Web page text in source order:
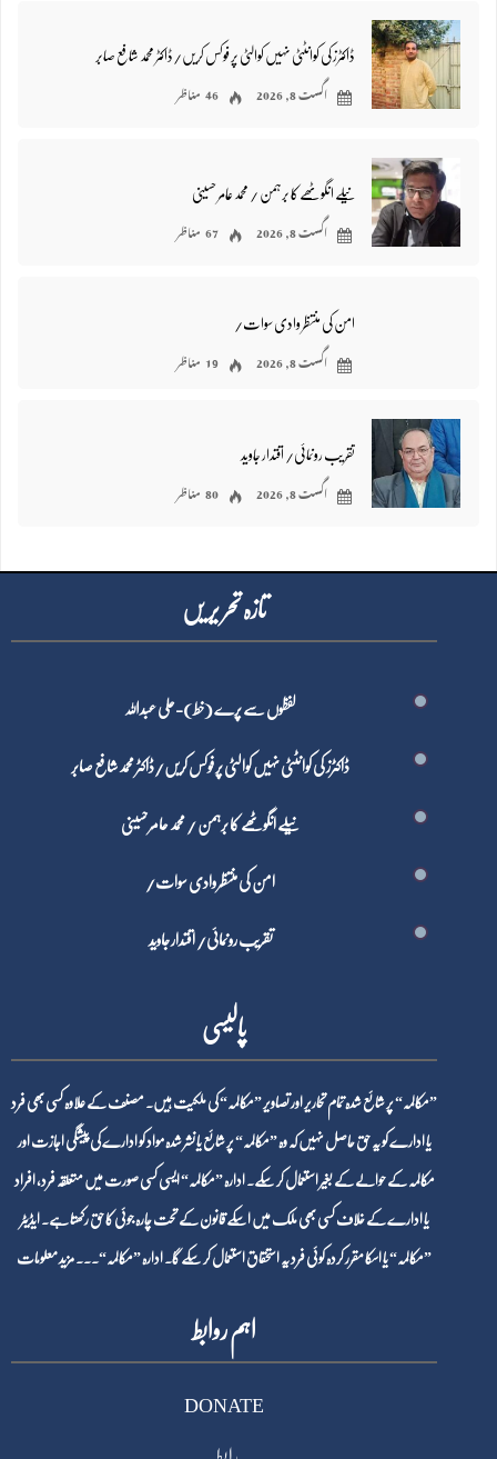
ڈاکٹرز کی کوانٹٹی نہیں کوالٹی پر فوکس کریں/ڈاکٹر محمد شافع صابر
اگست 8, 2026 46 مناظر
نیلے انگوٹھے کا برہمن / محمد عامر حسینی
اگست 8, 2026 67 مناظر
امن کی منتظر وادی سوات/
اگست 8, 2026 19 مناظر
تقریب رونمائی/ اقتدار جاوید
اگست 8, 2026 80 مناظر
تازہ تحر یر یں
لفظوں سے پرے (خط)-علی عبداللہ
ڈاکٹرز کی کوانٹٹی نہیں کوالٹی پر فوکس کریں/ڈاکٹر محمد شافع صابر
نیلے انگوٹھے کا برہمن / محمد عامر حسینی
امن کی منتظر وادی سوات/
تقریب رونمائی/ اقتدار جاوید
پالیسی
”مکالمہ“ پر شائع شدہ تمام تحاریر اور تصاویر ”مکالمہ“ کی ملکیت ہیں۔ مصنف کے علاوہ کسی بھی فرد
یا ادارے کو یہ حق حاصل نہیں کہ وہ ”مکالمہ“ پر شائع یا نشر شدہ مواد کو ادارے کی پیشگی اجازت اور
مکالمہ کے حوالے کے بغیر استعمال کر سکے۔ ادارہ ”مکالمہ“ ایسی کسی صورت میں متعلقہ فرد، افراد
یا ادارے کے خلاف کسی بھی ملک میں اسکے قانون کے تحت چارہ جوئی کا حق رکھتا ہے۔ ایڈیٹر
”مکالمہ“ یا اسکا مقرر کردہ کوئی فرد یہ استحقاق استعمال کر سکے گا۔ ادارہ ”مکالمہ“۔۔۔ مزید معلومات
اہم روابط
DONATE